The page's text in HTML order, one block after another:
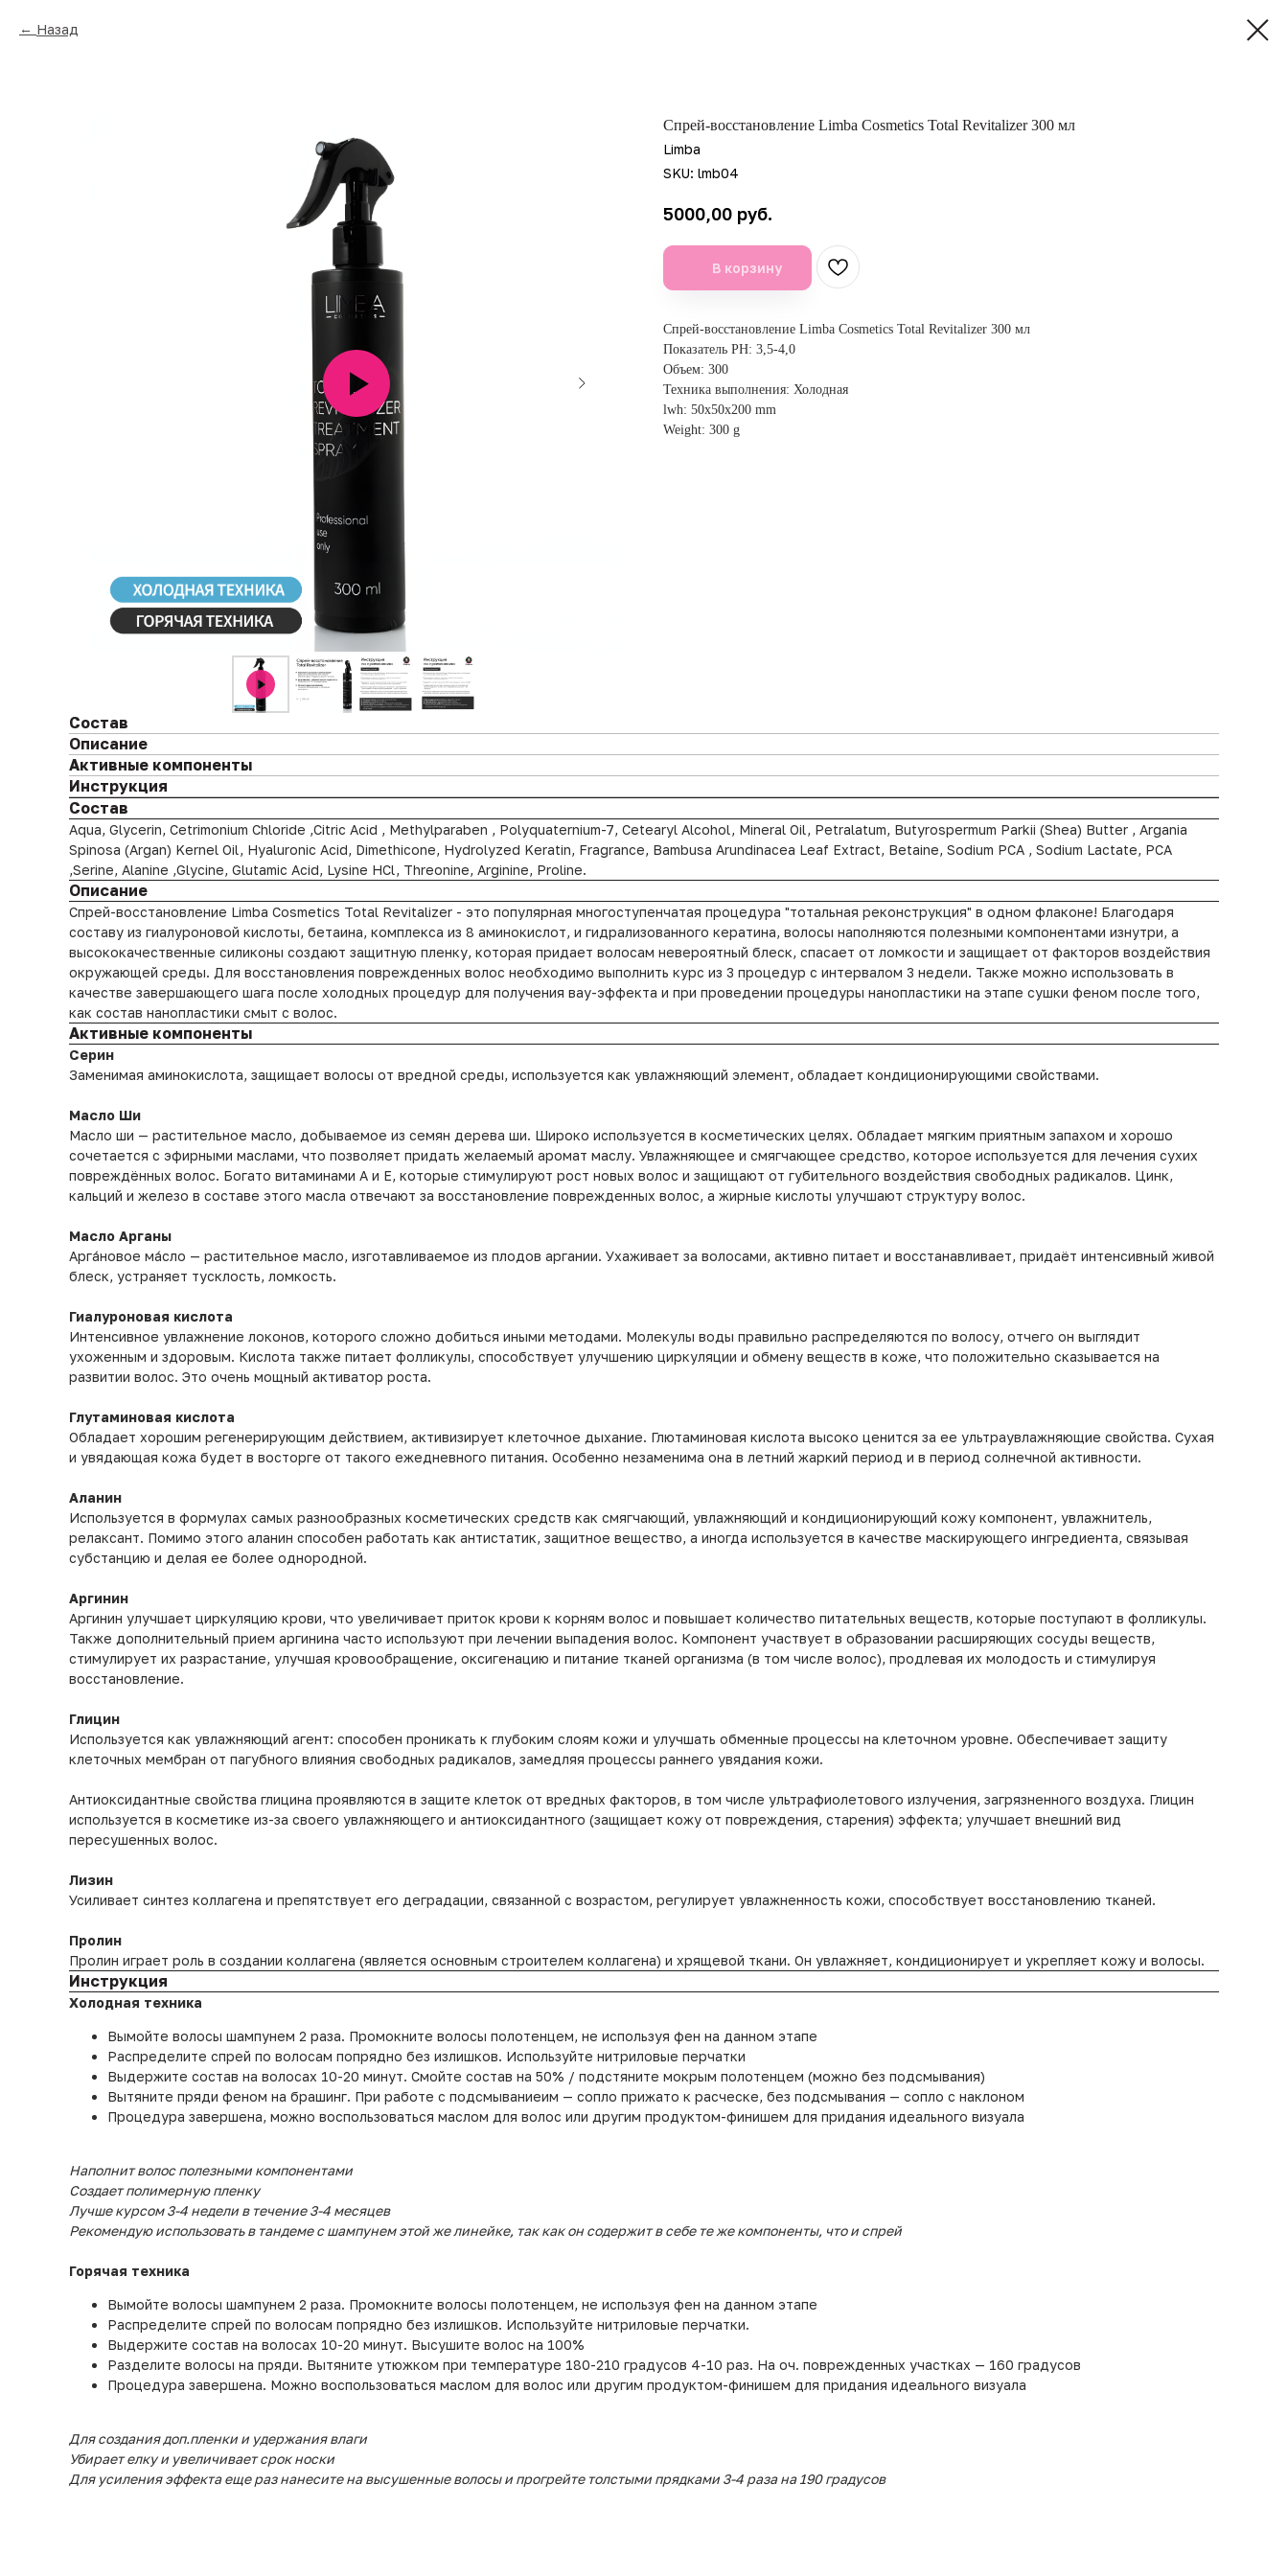
Назад
Спрей-восстановление Limba Cosmetics Total Revitalizer 300 мл
Limba
SKU: lmb04
5000,00 руб.
В корзину
Спрей-восстановление Limba Cosmetics Total Revitalizer 300 мл
Показатель PH: 3,5-4,0
Объем: 300
Техника выполнения: Холодная
lwh: 50x50x200 mm
Weight: 300 g
Состав
Описание
Активные компоненты
Инструкция
Состав
Aqua, Glycerin, Cetrimonium Chloride ,Citric Acid , Methylparaben , Polyquaternium-7, Сetearyl Alcohol, Mineral Oil, Petralatum, Butyrospermum Parkii (Shea) Butter , Argania
Spinosa (Argan) Kernel Oil, Hyaluronic Acid, Dimethicone, Hydrolyzed Keratin, Fragrance, Bambusa Arundinacea Leaf Extract, Betaine, Sodium PCA , Sodium Lactate, PCA
,Serine, Alanine ,Glycine, Glutamic Acid, Lysine HCl, Threonine, Arginine, Proline.
Описание
Спрей-восстановление Limba Cosmetics Total Revitalizer - это популярная многоступенчатая процедура "тотальная реконструкция" в одном флаконе! Благодаря
составу из гиалуроновой кислоты, бетаина, комплекса из 8 аминокислот, и гидрализованного кератина, волосы наполняются полезными компонентами изнутри, а
высококачественные силиконы создают защитную пленку, которая придает волосам невероятный блеск, спасает от ломкости и защищает от факторов воздействия
окружающей среды. Для восстановления поврежденных волос необходимо выполнить курс из 3 процедур с интервалом 3 недели. Также можно использовать в
качестве завершающего шага после холодных процедур для получения вау-эффекта и при проведении процедуры нанопластики на этапе сушки феном после того,
как состав нанопластики смыт с волос.
Активные компоненты
Серин
Заменимая аминокислота, защищает волосы от вредной среды, используется как увлажняющий элемент, обладает кондиционирующими свойствами.
Масло Ши
Масло ши — растительное масло, добываемое из семян дерева ши. Широко используется в косметических целях. Обладает мягким приятным запахом и хорошо
сочетается с эфирными маслами, что позволяет придать желаемый аромат маслу. Увлажняющее и смягчающее средство, которое используется для лечения сухих
повреждённых волос. Богато витаминами А и Е, которые стимулируют рост новых волос и защищают от губительного воздействия свободных радикалов. Цинк,
кальций и железо в составе этого масла отвечают за восстановление поврежденных волос, а жирные кислоты улучшают структуру волос.
Масло Арганы
Арга́новое ма́сло — растительное масло, изготавливаемое из плодов аргании. Ухаживает за волосами, активно питает и восстанавливает, придаёт интенсивный живой
блеск, устраняет тусклость, ломкость.
Гиалуроновая кислота
Интенсивное увлажнение локонов, которого сложно добиться иными методами. Молекулы воды правильно распределяются по волосу, отчего он выглядит
ухоженным и здоровым. Кислота также питает фолликулы, способствует улучшению циркуляции и обмену веществ в коже, что положительно сказывается на
развитии волос. Это очень мощный активатор роста.
Глутаминовая кислота
Обладает хорошим регенерирующим действием, активизирует клеточное дыхание. Глютаминовая кислота высоко ценится за ее ультраувлажняющие свойства. Сухая
и увядающая кожа будет в восторге от такого ежедневного питания. Особенно незаменима она в летний жаркий период и в период солнечной активности.
Аланин
Используется в формулах самых разнообразных косметических средств как смягчающий, увлажняющий и кондиционирующий кожу компонент, увлажнитель,
релаксант. Помимо этого аланин способен работать как антистатик, защитное вещество, а иногда используется в качестве маскирующего ингредиента, связывая
субстанцию и делая ее более однородной.
Аргинин
Аргинин улучшает циркуляцию крови, что увеличивает приток крови к корням волос и повышает количество питательных веществ, которые поступают в фолликулы.
Также дополнительный прием аргинина часто используют при лечении выпадения волос. Компонент участвует в образовании расширяющих сосуды веществ,
стимулирует их разрастание, улучшая кровообращение, оксигенацию и питание тканей организма (в том числе волос), продлевая их молодость и стимулируя
восстановление.
Глицин
Используется как увлажняющий агент: способен проникать к глубоким слоям кожи и улучшать обменные процессы на клеточном уровне. Обеспечивает защиту
клеточных мембран от пагубного влияния свободных радикалов, замедляя процессы раннего увядания кожи.
Антиоксидантные свойства глицина проявляются в защите клеток от вредных факторов, в том числе ультрафиолетового излучения, загрязненного воздуха. Глицин
используется в косметике из-за своего увлажняющего и антиоксидантного (защищает кожу от повреждения, старения) эффекта; улучшает внешний вид
пересушенных волос.
Лизин
Усиливает синтез коллагена и препятствует его деградации, связанной с возрастом, регулирует увлажненность кожи, способствует восстановлению тканей.
Пролин
Пролин играет роль в создании коллагена (является основным строителем коллагена) и хрящевой ткани. Он увлажняет, кондиционирует и укрепляет кожу и волосы.
Инструкция
Холодная техника
Вымойте волосы шампунем 2 раза. Промокните волосы полотенцем, не используя фен на данном этапе
Распределите спрей по волосам попрядно без излишков. Используйте нитриловые перчатки
Выдержите состав на волосах 10-20 минут. Смойте состав на 50% / подстяните мокрым полотенцем (можно без подсмывания)
Вытяните пряди феном на брашинг. При работе с подсмываниеим — сопло прижато к расческе, без подсмывания — сопло с наклоном
Процедура завершена, можно воспользоваться маслом для волос или другим продуктом-финишем для придания идеального визуала
Наполнит волос полезными компонентами
Создает полимерную пленку
Лучше курсом 3-4 недели в течение 3-4 месяцев
Рекомендую использовать в тандеме с шампунем этой же линейке, так как он содержит в себе те же компоненты, что и спрей
Горячая техника
Вымойте волосы шампунем 2 раза. Промокните волосы полотенцем, не используя фен на данном этапе
Распределите спрей по волосам попрядно без излишков. Используйте нитриловые перчатки.
Выдержите состав на волосах 10-20 минут. Высушите волос на 100%
Разделите волосы на пряди. Вытяните утюжком при температуре 180-210 градусов 4-10 раз. На оч. поврежденных участках — 160 градусов
Процедура завершена. Можно воспользоваться маслом для волос или другим продуктом-финишем для придания идеального визуала
Для создания доп.пленки и удержания влаги
Убирает елку и увеличивает срок носки
Для усиления эффекта еще раз нанесите на высушенные волосы и прогрейте толстыми прядками 3-4 раза на 190 градусов